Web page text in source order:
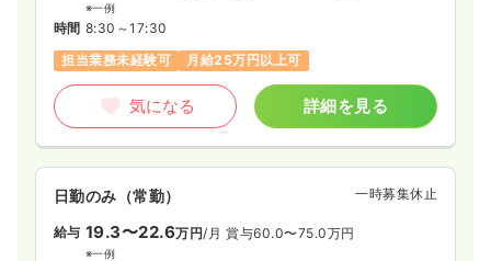
※一例
時間 8:30～17:30
担当業務未経験可
月給25万円以上可
気になる 詳細を見る
日勤のみ（常勤） 一時募集休止
給与 19.3〜22.6万円/月 賞与60.0〜75.0万円
※一例